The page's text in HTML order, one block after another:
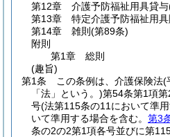
第12章
介護予防福祉用具貸与
第13章
特定介護予防福祉用
第14章
雑則 (第89条)
附則
第1章
総則
(趣旨)
第1条
この条例は、介護保険法(
「法」という。)第54条第1項
号(法第115条の11において準
いて準用する場合を含む。 第3
条の2の2第1項各号並びに第